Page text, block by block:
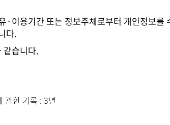
·이용기간 또는 정보주체로부터 개인정보를
다.
같습니다.
관한 기록 : 3년